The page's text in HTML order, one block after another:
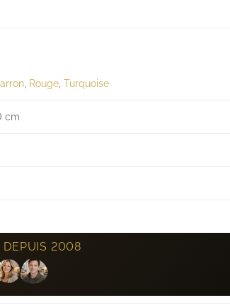
Rouge ,Turquoise
cm
2008